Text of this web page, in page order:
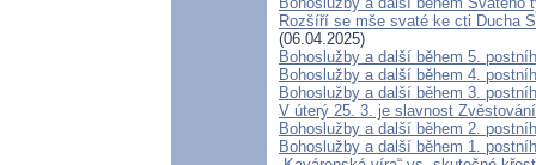
Rozšíří se mše svaté ke cti Ducha
(06.04.2025)
Bohoslužby a další během 5.
Bohoslužby a další během 4.
Bohoslužby a další během 3.
V úterý 25. 3. je slavnost
Bohoslužby a další během 2.
Bohoslužby a další během 1.